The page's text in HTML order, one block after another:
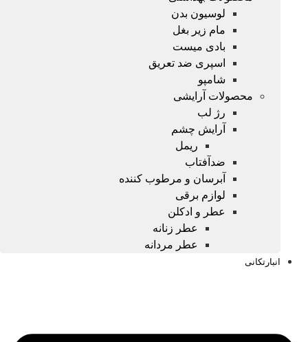
لوسیون بدن
مام زیر بغل
بادی میست
اسپری ضد تعریق
شامپو
محصولات آرایشی
رژ لب
آرایش چشم
ریمل
ضدآفتاب
آبرسان و مرطوب کننده
لوازم برقی
عطر و ادکلن
عطر زنانه
عطر مردانه
انبارتکانی